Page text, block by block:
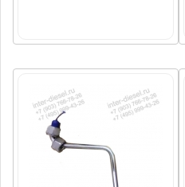
8684 руб.